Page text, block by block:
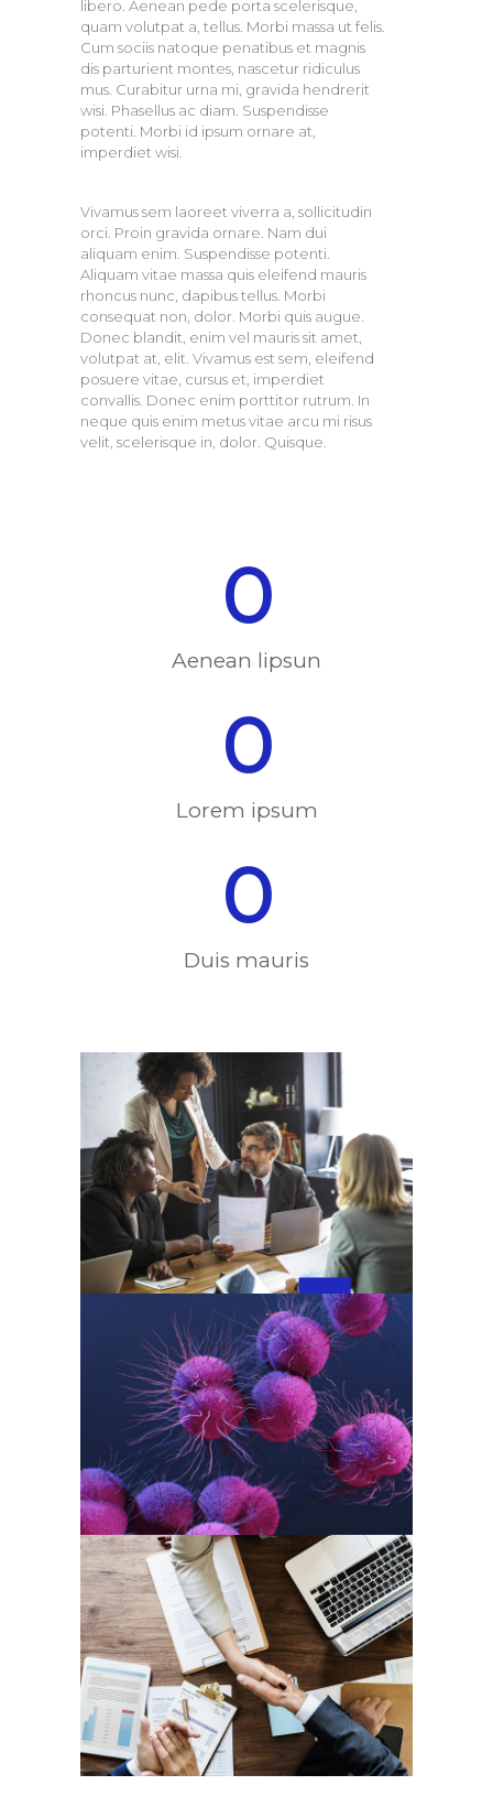
libero. Aenean pede porta scelerisque,
quam volutpat a, tellus. Morbi massa ut felis.
Cum sociis natoque penatibus et magnis
dis parturient montes, nascetur ridiculus
mus. Curabitur urna mi, gravida hendrerit
wisi. Phasellus ac diam. Suspendisse
potenti. Morbi id ipsum ornare at,
imperdiet wisi.
Vivamus sem laoreet viverra a, sollicitudin
orci. Proin gravida ornare. Nam dui
aliquam enim. Suspendisse potenti.
Aliquam vitae massa quis eleifend mauris
rhoncus nunc, dapibus tellus. Morbi
consequat non, dolor. Morbi quis augue.
Donec blandit, enim vel mauris sit amet,
volutpat at, elit. Vivamus est sem, eleifend
posuere vitae, cursus et, imperdiet
convallis. Donec enim porttitor rutrum. In
neque quis enim metus vitae arcu mi risus
velit, scelerisque in, dolor. Quisque.
Aenean lipsun
0
Lorem ipsum
0
Duis mauris
0